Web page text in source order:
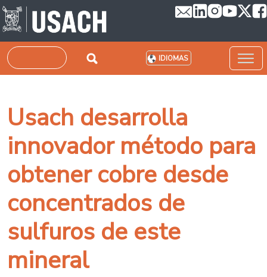
Pasar al contenido principal
Buscar IDIOMAS
Usach desarrolla
innovador método para
obtener cobre desde
concentrados de
sulfuros de este
mineral